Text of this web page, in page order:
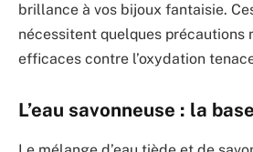
brillance à vos bijoux fantaisie.
nécessitent quelques précautions
efficaces contre l’oxydation
L’eau savonneuse : la